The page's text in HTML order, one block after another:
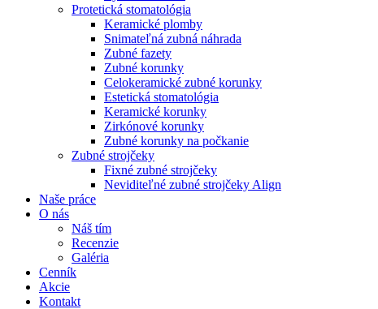
Protetická stomatológia
Keramické plomby
Snimateľná zubná náhrada
Zubné fazety
Zubné korunky
Celokeramické zubné korunky
Estetická stomatológia
Keramické korunky
Zirkónové korunky
Zubné korunky na počkanie
Zubné strojčeky
Fixné zubné strojčeky
Neviditeľné zubné strojčeky Align
Naše práce
O nás
Náš tím
Recenzie
Galéria
Cenník
Akcie
Kontakt